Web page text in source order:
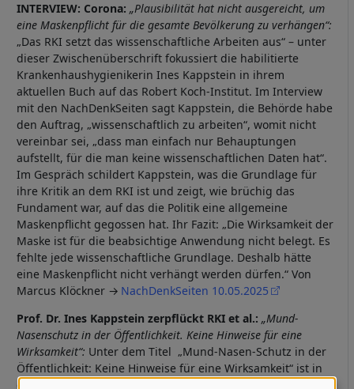
INTERVIEW: Corona: „Plausibilität hat nicht ausgereicht, um
eine Maskenpflicht für die gesamte Bevölkerung zu verhängen“:
„Das RKI setzt das wissenschaftliche Arbeiten aus“ – unter
dieser Zwischenüberschrift fokussiert die habilitierte
Krankenhaushygienikerin Ines Kappstein in ihrem
aktuellen Buch auf das Robert Koch-Institut. Im Interview
mit den NachDenkSeiten sagt Kappstein, die Behörde habe
den Auftrag, „wissenschaftlich zu arbeiten“, womit nicht
vereinbar sei, „dass man einfach nur Behauptungen
aufstellt, für die man keine wissenschaftlichen Daten hat“.
Im Gespräch schildert Kappstein, was die Grundlage für
ihre Kritik an dem RKI ist und zeigt, wie brüchig das
Fundament war, auf das die Politik eine allgemeine
Maskenpflicht gegossen hat. Ihr Fazit: „Die Wirksamkeit der
Maske ist für die beabsichtige Anwendung nicht belegt. Es
fehlte jede wissenschaftliche Grundlage. Deshalb hätte
eine Maskenpflicht nicht verhängt werden dürfen.“ Von
Marcus Klöckner
NachDenkSeiten 10.05.2025
Prof. Dr. Ines Kappstein zerpflückt RKI et al.: „Mund-
Nasenschutz in der Öffentlichkeit. Keine Hinweise für eine
Wirksamkeit“: Unter dem Titel „Mund-Nasen-Schutz in der
Öffentlichkeit: Keine Hinweise für eine Wirksamkeit“ ist in
der Zeitschrift für Krankenhaushygiene von Thieme